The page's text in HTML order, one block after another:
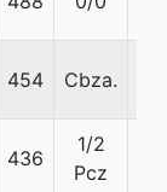
454 Cbza.
436
1/2
Pcz